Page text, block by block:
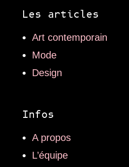
Les articles
Art contemporain
Mode
Design
Infos
A propos
L’équipe